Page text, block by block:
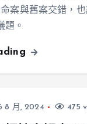
案與舊案交錯，
題。
8 月, 2024 475